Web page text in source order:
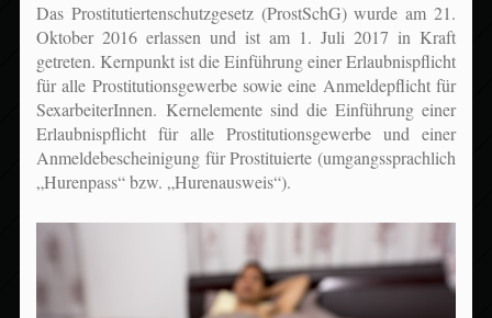
Das Prostitutiertenschutzgesetz (ProstSchG) wurde am 21.
Oktober 2016 erlassen und ist am 1. Juli 2017 in Kraft
getreten. Kernpunkt ist die Einführung einer Erlaubnispflicht
für alle Prostitutionsgewerbe sowie eine Anmeldepflicht für
SexarbeiterInnen. Kernelemente sind die Einführung einer
Erlaubnispflicht für alle Prostitutionsgewerbe und einer
Anmeldebescheinigung für Prostituierte (umgangssprachlich
„Hurenpass“ bzw. „Hurenausweis“).